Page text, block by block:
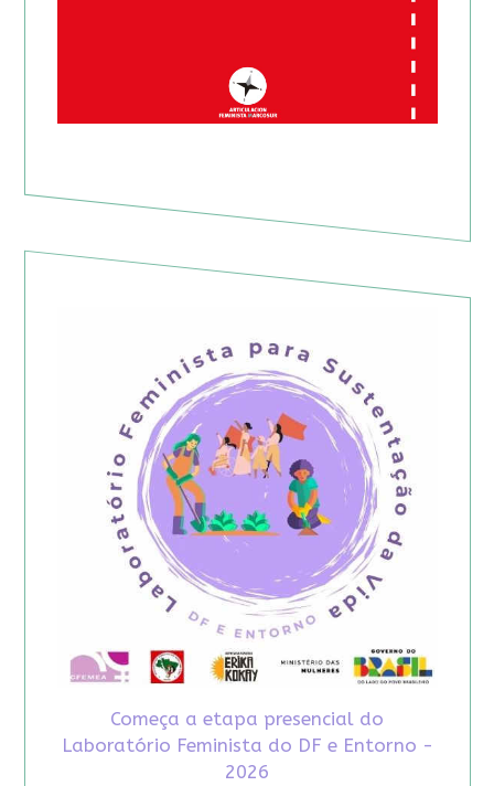
Começa a etapa presencial do
Laboratório Feminista do DF e Entorno -
2026